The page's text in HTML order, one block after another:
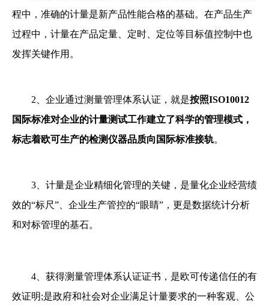
程中，准确的计量是新产品性能合格的基础。在产品生产
过程中，计量在产品定量、定时、定位等目标值控制中也
发挥关键作用。
2、企业通过测量管理体系认证，就是按照ISO10012
国际标准对企业的计量测试工作建立了科学的管理模式，
标志着欧可生产的检测仪器品质向国际标准接轨。
3、计量是企业精细化管理的关键，是量化企业经营绩
效的“标尺”、企业生产管控的“眼睛”，更是数据统计分析
和对标管理的基石。
4、获得测量管理体系认证证书，是欧可传递信任的有
效证明;是政府和社会对企业满足计量要求的一种客观、公